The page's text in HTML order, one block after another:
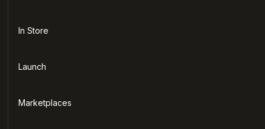
In Store
Launch
Marketplaces